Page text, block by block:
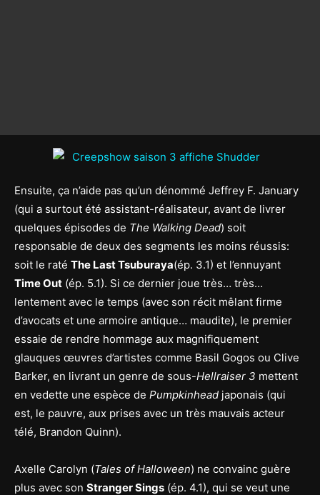
Ensuite, ça n’aide pas qu’un dénommé Jeffrey F. January
(qui a surtout été assistant-réalisateur, avant de livrer
quelques épisodes de The Walking Dead) soit
responsable de deux des segments les moins réussis:
soit le raté The Last Tsuburaya(ép. 3.1) et l’ennuyant
Time Out (ép. 5.1). Si ce dernier joue très… très…
lentement avec le temps (avec son récit mêlant firme
d’avocats et une armoire antique… maudite), le premier
essaie de rendre hommage aux magnifiquement
glauques œuvres d’artistes comme Basil Gogos ou Clive
Barker, en livrant un genre de sous-Hellraiser 3 mettent
en vedette une espèce de Pumpkinhead japonais (qui
est, le pauvre, aux prises avec un très mauvais acteur
télé, Brandon Quinn).
Axelle Carolyn (Tales of Halloween) ne convainc guère
plus avec son Stranger Sings (ép. 4.1), qui se veut une